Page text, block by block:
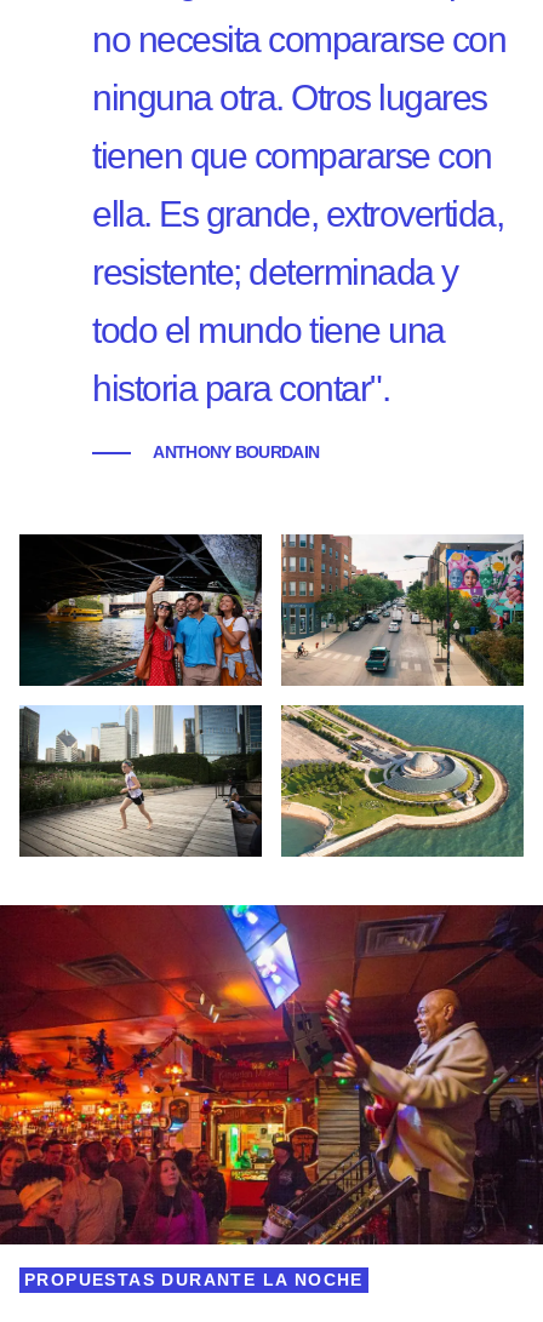
no necesita compararse con
ninguna otra. Otros lugares
tienen que compararse con
ella. Es grande, extrovertida,
resistente; determinada y
todo el mundo tiene una
historia para contar".
ANTHONY BOURDAIN
Paseo Fluvial - Chicago Streetview - Wicker Park
PROPUESTAS DURANTE LA NOCHE